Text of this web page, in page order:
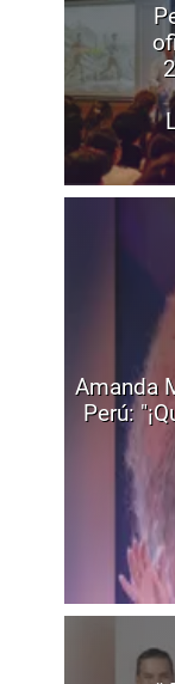
Amanda
Perú: